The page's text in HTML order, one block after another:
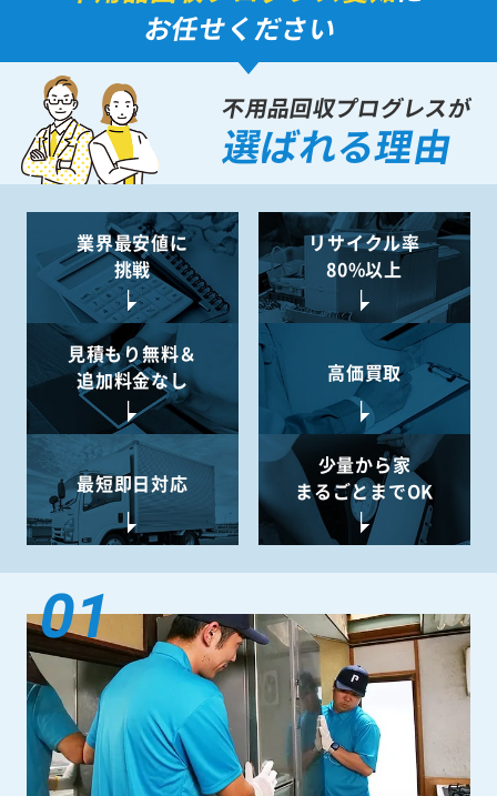
お任せください
不用品回収プログレスが
選ばれる理由
業界最安値に
挑戦
リサイクル率
80%以上
見積もり無料＆
追加料金なし
高価買取
最短即日対応
少量から家
まるごとまでOK